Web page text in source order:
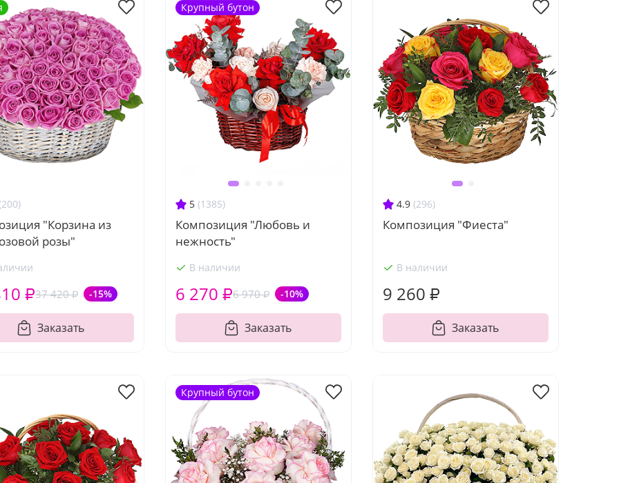
"Корзина из
розы"
37 420 ₽ -15%
₽
Заказать
5 (1385)
Композиция "Любовь и
нежность"
В наличии
6 970 ₽ -10%
6 270 ₽
Заказать
Крупный бутон
4.9 (296)
Композиция "Фиеста"
В наличии
9 260 ₽
Заказать
Крупный бутон